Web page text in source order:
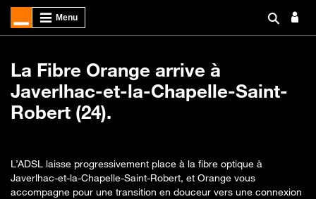
La Fibre Orange arrive à
Javerlhac-et-la-Chapelle-Saint-
Robert (24).
L’ADSL laisse progressivement place à la fibre optique à
Javerlhac-et-la-Chapelle-Saint-Robert, et Orange vous
accompagne pour une transition en douceur vers une connexion